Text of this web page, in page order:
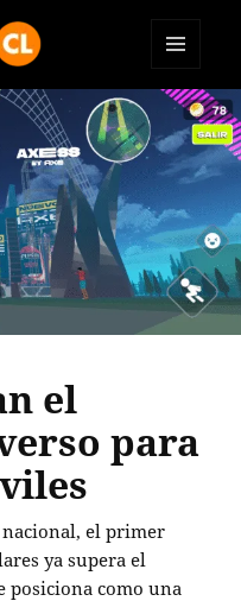
Y
WIDGETS
el
para
el primer
ya supera el
posiciona como una